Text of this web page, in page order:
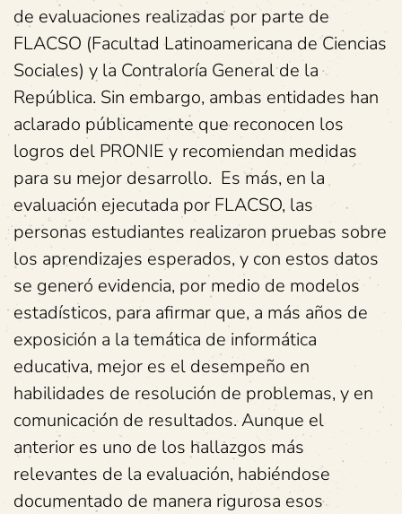
de evaluaciones realizadas por parte de
FLACSO (Facultad Latinoamericana de Ciencias
Sociales) y la Contraloría General de la
República. Sin embargo, ambas entidades han
aclarado públicamente que reconocen los
logros del PRONIE y recomiendan medidas
para su mejor desarrollo. Es más, en la
evaluación ejecutada por FLACSO, las
personas estudiantes realizaron pruebas sobre
los aprendizajes esperados, y con estos datos
se generó evidencia, por medio de modelos
estadísticos, para afirmar que, a más años de
exposición a la temática de informática
educativa, mejor es el desempeño en
habilidades de resolución de problemas, y en
comunicación de resultados. Aunque el
anterior es uno de los hallazgos más
relevantes de la evaluación, habiéndose
documentado de manera rigurosa esos